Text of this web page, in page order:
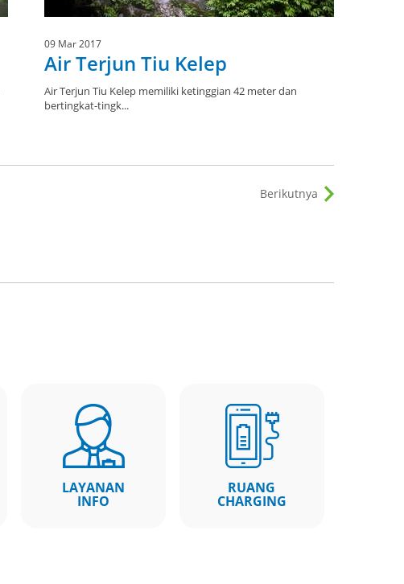
09 Mar 2017
Air Terjun Tiu Kelep
Air Terjun Tiu Kelep memiliki ketinggian 42 meter dan
bertingkat-tingk...
Berikutnya
LAYANAN
INFO
RUANG
CHARGING